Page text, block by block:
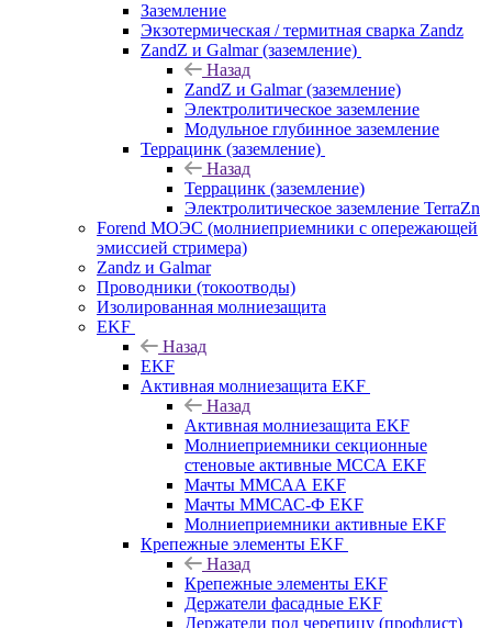
Заземление
Экзотермическая / термитная сварка Zandz
ZandZ и Galmar (заземление)
Назад
ZandZ и Galmar (заземление)
Электролитическое заземление
Модульное глубинное заземление
Террацинк (заземление)
Назад
Террацинк (заземление)
Электролитическое заземление TerraZn
Forend МОЭС (молниеприемники с опережающей
эмиссией стримера)
Zandz и Galmar
Проводники (токоотводы)
Изолированная молниезащита
EKF
Назад
EKF
Активная молниезащита EKF
Назад
Активная молниезащита EKF
Молниеприемники секционные
стеновые активные МССА EKF
Мачты ММСАА EKF
Мачты ММСАС-Ф EKF
Молниеприемники активные EKF
Крепежные элементы EKF
Назад
Крепежные элементы EKF
Держатели фасадные EKF
Держатели под черепицу (профлист)